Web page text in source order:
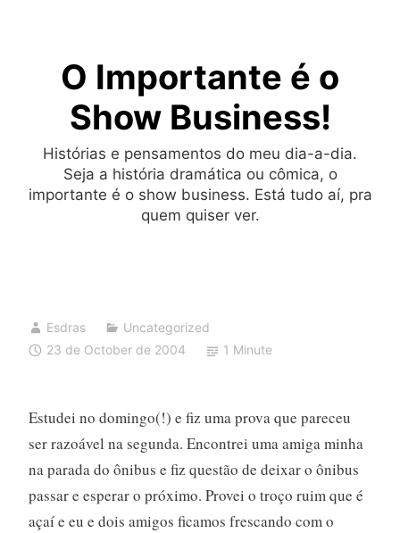
O Importante é o
Show Business!
Histórias e pensamentos do meu dia-a-dia.
Seja a história dramática ou cômica, o
importante é o show business. Está tudo aí, pra
quem quiser ver.
Esdras
Uncategorized
23 de October de 2004
1 Minute
Estudei no domingo(!) e fiz uma prova que pareceu
ser razoável na segunda. Encontrei uma amiga minha
na parada do ônibus e fiz questão de deixar o ônibus
passar e esperar o próximo. Provei o troço ruim que é
açaí e eu e dois amigos ficamos frescando com o